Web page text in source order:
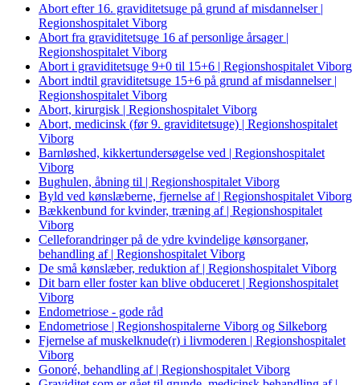
Abort efter 16. graviditetsuge på grund af misdannelser |
Regionshospitalet Viborg
Abort fra graviditetsuge 16 af personlige årsager |
Regionshospitalet Viborg
Abort i graviditetsuge 9+0 til 15+6 | Regionshospitalet Viborg
Abort indtil graviditetsuge 15+6 på grund af misdannelser |
Regionshospitalet Viborg
Abort, kirurgisk | Regionshospitalet Viborg
Abort, medicinsk (før 9. graviditetsuge) | Regionshospitalet
Viborg
Barnløshed, kikkertundersøgelse ved | Regionshospitalet
Viborg
Bughulen, åbning til | Regionshospitalet Viborg
Byld ved kønslæberne, fjernelse af | Regionshospitalet Viborg
Bækkenbund for kvinder, træning af | Regionshospitalet
Viborg
Celleforandringer på de ydre kvindelige kønsorganer,
behandling af | Regionshospitalet Viborg
De små kønslæber, reduktion af | Regionshospitalet Viborg
Dit barn eller foster kan blive obduceret | Regionshospitalet
Viborg
Endometriose - gode råd
Endometriose | Regionshospitalerne Viborg og Silkeborg
Fjernelse af muskelknude(r) i livmoderen | Regionshospitalet
Viborg
Gonoré, behandling af | Regionshospitalet Viborg